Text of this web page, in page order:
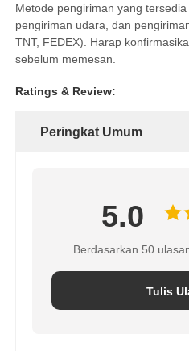
Metode pengiriman yang
pengiriman udara, dan
TNT, FEDEX). Harap
sebelum memesan.
Ratings & Review:
Peringkat Umum
5.0
Berdasarkan 50
Tulis